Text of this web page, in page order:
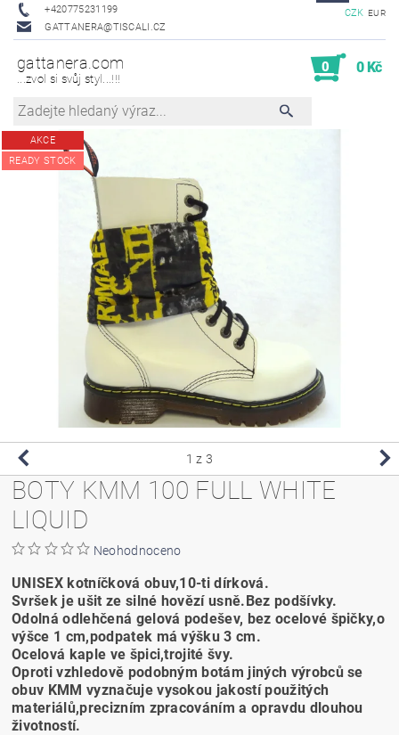
+420775231199
GATTANERA@TISCALI.CZ
CZK EUR
gattanera.com
...zvol si svůj styl...!!!
0 0 Kč
AKCE
READY STOCK
1 z 3
BOTY KMM 100 FULL WHITE
LIQUID
Neohodnoceno
UNISEX kotníčková obuv,10-ti dírková.
Svršek je ušit ze silné hovězí usně.Bez podšívky.
Odolná odlehčená gelová podešev, bez ocelové špičky,o
výšce 1 cm,podpatek má výšku 3 cm.
Ocelová kaple ve špici,trojité švy.
Oproti vzhledově podobným botám jiných výrobců se
obuv KMM vyznačuje vysokou jakostí použitých
materiálů,precizním zpracováním a opravdu dlouhou
životností.